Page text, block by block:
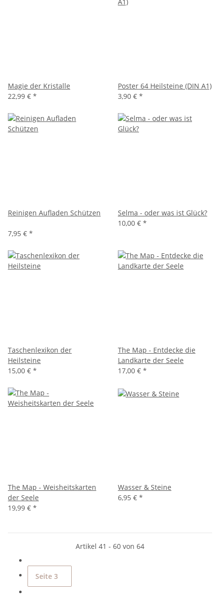
Magie der Kristalle
22,99 € *
Poster 64 Heilsteine (DIN A1)
3,90 € *
Reinigen Aufladen Schützen
7,95 € *
Selma - oder was ist Glück?
10,00 € *
Taschenlexikon der
Heilsteine
15,00 € *
The Map - Entdecke die
Landkarte der Seele
17,00 € *
The Map - Weisheitskarten
der Seele
19,99 € *
Wasser & Steine
6,95 € *
Artikel 41 - 60 von 64
Seite 3